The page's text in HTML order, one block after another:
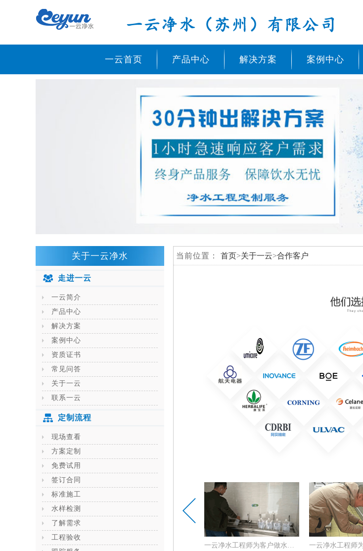
一云首页 产品中心 解决方案 案例中心
关于一云净水
走进一云
一云简介
产品中心
解决方案
案例中心
资质证书
常见问答
关于一云
联系一云
定制流程
现场查看
方案定制
免费试用
签订合同
标准施工
水样检测
了解需求
工程验收
当前位置： 首页>关于一云>合作客户
一云净水办公室一角 一云净水办公室一角 一云净水工程师施工中